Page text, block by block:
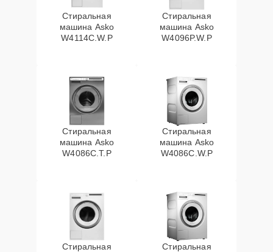
Стиральная
машина Asko
W4114C.W.P
Стиральная
машина Asko
W4096P.W.P
Стиральная
машина Asko
W4086C.T.P
Стиральная
машина Asko
W4086C.W.P
Стиральная
Стиральная